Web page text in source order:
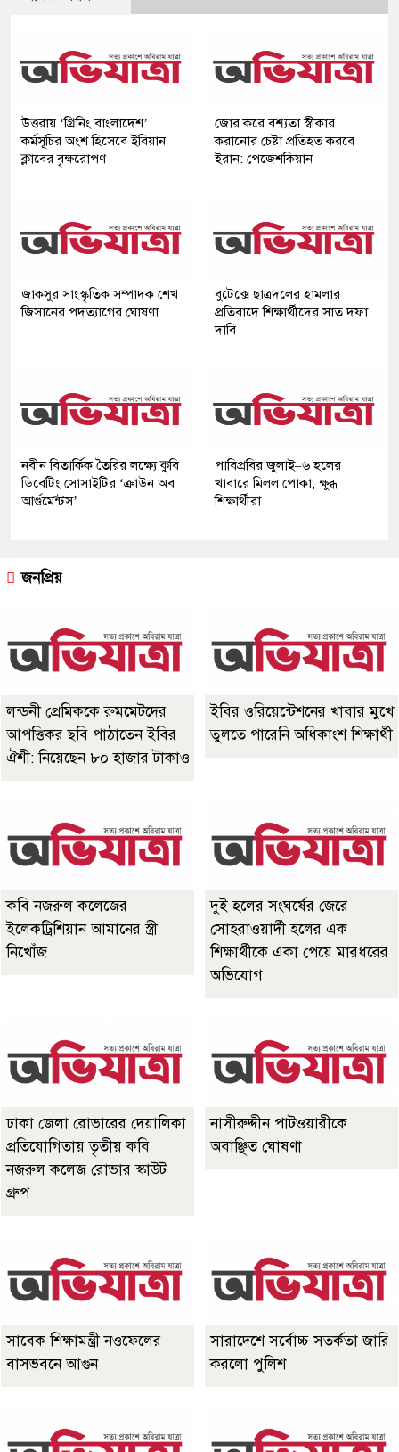
উত্তরায় ‘গ্রিনিং বাংলাদেশ’
কর্মসূচির অংশ হিসেবে ইবিয়ান
ক্লাবের বৃক্ষরোপণ
জোর করে বশ্যতা স্বীকার
করানোর চেষ্টা প্রতিহত করবে
ইরান: পেজেশকিয়ান
জাকসুর সাংস্কৃতিক সম্পাদক শেখ
জিসানের পদত্যাগের ঘোষণা
বুটেক্সে ছাত্রদলের হামলার
প্রতিবাদে শিক্ষার্থীদের সাত দফা
দাবি
নবীন বিতার্কিক তৈরির লক্ষ্যে কুবি
ডিবেটিং সোসাইটির ‘ক্রাউন অব
আর্গুমেন্টস’
পাবিপ্রবির জুলাই–৬ হলের
খাবারে মিলল পোকা, ক্ষুব্ধ
শিক্ষার্থীরা
জনপ্রিয়
লন্ডনী প্রেমিককে রুমমেটদের
আপত্তিকর ছবি পাঠাতেন ইবির
ঐশী: নিয়েছেন ৮০ হাজার টাকাও
ইবির ওরিয়েন্টেশনের খাবার মুখে
তুলতে পারেনি অধিকাংশ শিক্ষার্থী
কবি নজরুল কলেজের
ইলেকট্রিশিয়ান আমানের স্ত্রী
নিখোঁজ
দুই হলের সংঘর্ষের জেরে
সোহরাওয়ার্দী হলের এক
শিক্ষার্থীকে একা পেয়ে মারধরের
অভিযোগ
ঢাকা জেলা রোভারের দেয়ালিকা
প্রতিযোগিতায় তৃতীয় কবি
নজরুল কলেজ রোভার স্কাউট
গ্রুপ
নাসীরুদ্দীন পাটওয়ারীকে
অবাঞ্ছিত ঘোষণা
সাবেক শিক্ষামন্ত্রী নওফেলের
বাসভবনে আগুন
সারাদেশে সর্বোচ্চ সতর্কতা জারি
করলো পুলিশ